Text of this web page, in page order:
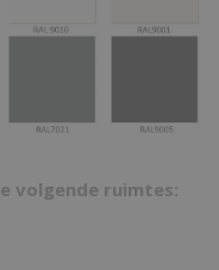
volgende ruimtes: